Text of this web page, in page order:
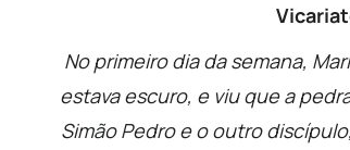
No primeiro dia da semana,
estava escuro, e viu que a
Simão Pedro e o outro